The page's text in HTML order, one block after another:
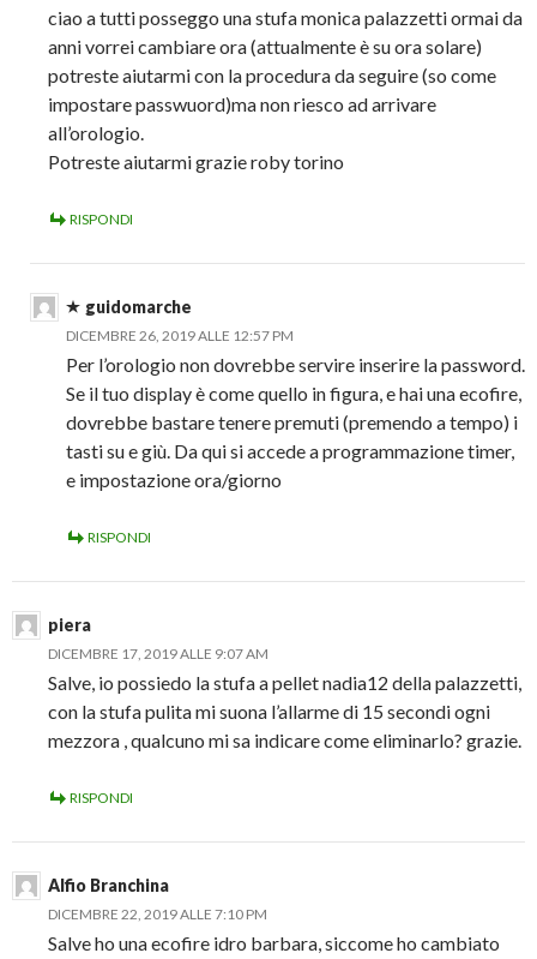
ciao a tutti posseggo una stufa monica palazzetti ormai da
anni vorrei cambiare ora (attualmente è su ora solare)
potreste aiutarmi con la procedura da seguire (so come
impostare passwuord)ma non riesco ad arrivare
all’orologio.
Potreste aiutarmi grazie roby torino
RISPONDI
guidomarche
DICEMBRE 26, 2019 ALLE 12:57 PM
Per l’orologio non dovrebbe servire inserire la password.
Se il tuo display è come quello in figura, e hai una ecofire,
dovrebbe bastare tenere premuti (premendo a tempo) i
tasti su e giù. Da qui si accede a programmazione timer,
e impostazione ora/giorno
RISPONDI
piera
DICEMBRE 17, 2019 ALLE 9:07 AM
Salve, io possiedo la stufa a pellet nadia12 della palazzetti,
con la stufa pulita mi suona l’allarme di 15 secondi ogni
mezzora , qualcuno mi sa indicare come eliminarlo? grazie.
RISPONDI
Alfio Branchina
DICEMBRE 22, 2019 ALLE 7:10 PM
Salve ho una ecofire idro barbara, siccome ho cambiato